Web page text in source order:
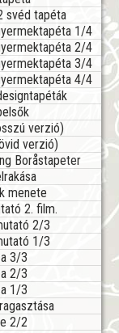
svéd tapéta
1/4
2/4
3/4
4/4
verzió)
verzió)
Boråstapeter
menete
2. film.
2/3
1/3
3/3
2/3
1/3
2/2